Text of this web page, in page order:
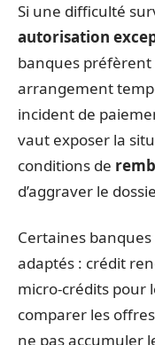
Si une difficulté
autorisation
banques
arrangement
incident de
vaut exposer la
conditions de
d’aggraver le
Certaines
adaptés : crédit
micro-crédits pour
comparer les
ne pas accumuler